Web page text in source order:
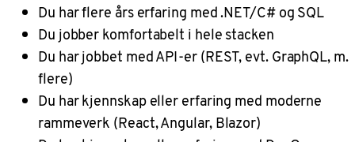
Du har flere års erfaring med .NET/C# og SQL
Du jobber komfortabelt i hele stacken
Du har jobbet med API-er (REST, evt. GraphQL, m.
flere)
Du har kjennskap eller erfaring med moderne
rammeverk (React, Angular, Blazor)